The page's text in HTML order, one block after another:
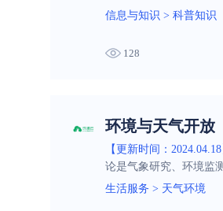
解决方案，为更好的服
信息与知识 > 科普知识
128
环境与天气开放
【更新时间：2024.04.18
论是气象研究、环境监
生活服务 > 天气环境